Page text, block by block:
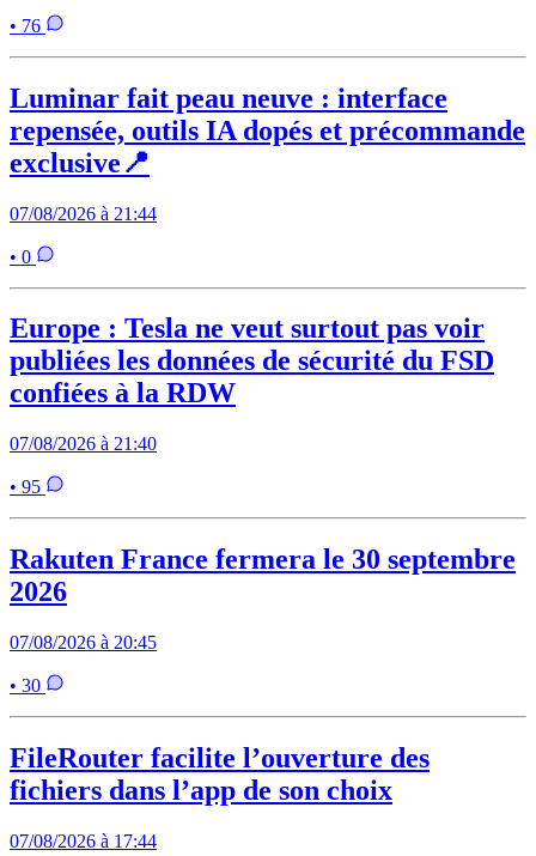
• 76
Luminar fait peau neuve : interface
repensée, outils IA dopés et précommande
exclusive📍
07/08/2026 à 21:44
• 0
Europe : Tesla ne veut surtout pas voir
publiées les données de sécurité du FSD
confiées à la RDW
07/08/2026 à 21:40
• 95
Rakuten France fermera le 30 septembre
2026
07/08/2026 à 20:45
• 30
FileRouter facilite l’ouverture des
fichiers dans l’app de son choix
07/08/2026 à 17:44